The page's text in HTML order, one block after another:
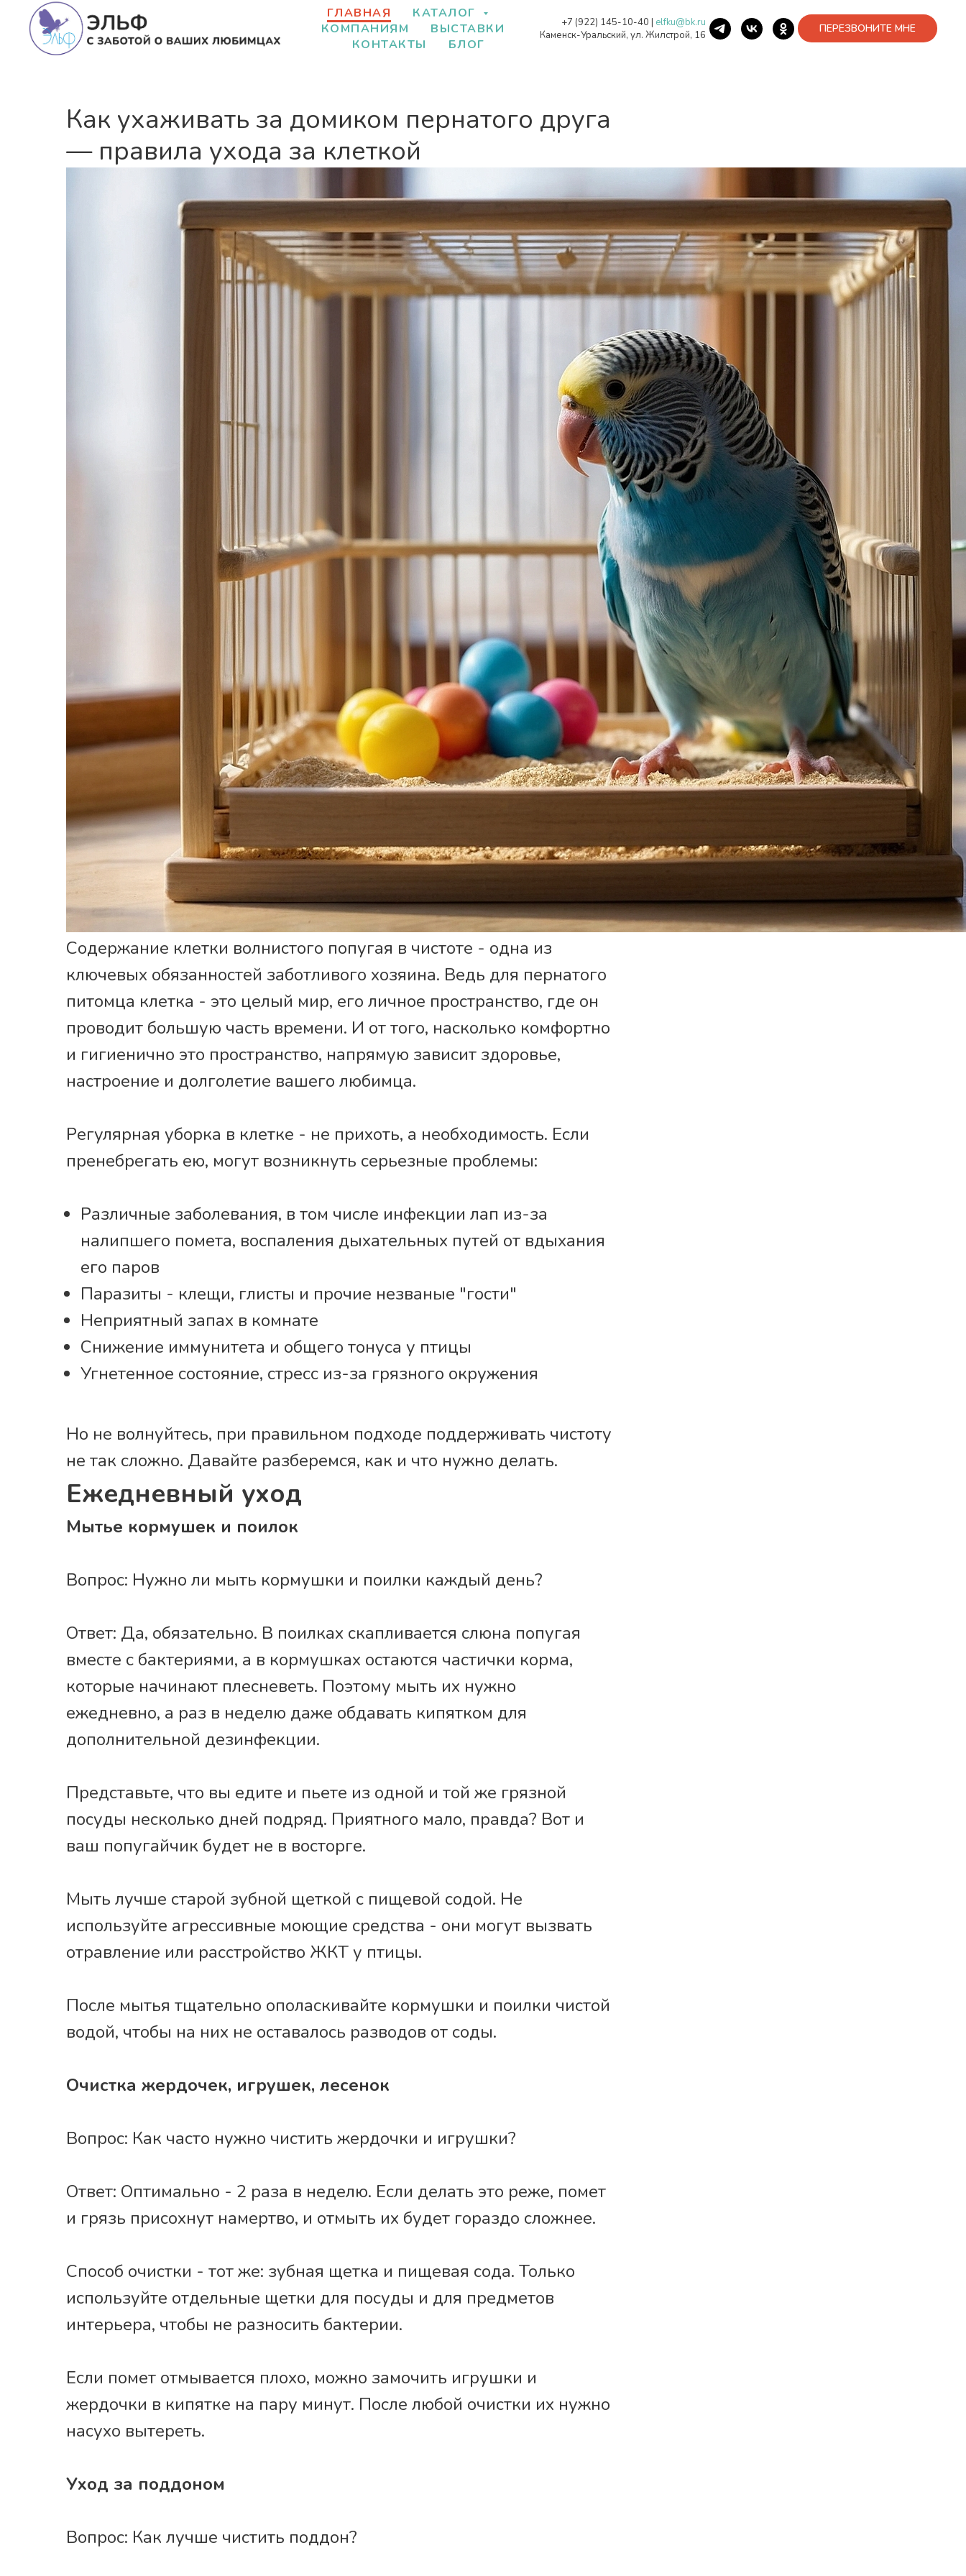
ГЛАВНАЯ
КАТАЛОГ
КОМПАНИЯМ
ВЫСТАВКИ
КОНТАКТЫ
БЛОГ
+7 (922) 145-10-40 | elfku@bk.ru
Каменск-Уральский, ул. Жилстрой, 16
ПЕРЕЗВОНИТЕ МНЕ
Как ухаживать за домиком пернатого друга
— правила ухода за клеткой
Содержание клетки волнистого попугая в чистоте - одна из
ключевых обязанностей заботливого хозяина. Ведь для пернатого
питомца клетка - это целый мир, его личное пространство, где он
проводит большую часть времени. И от того, насколько комфортно
и гигиенично это пространство, напрямую зависит здоровье,
настроение и долголетие вашего любимца.
Регулярная уборка в клетке - не прихоть, а необходимость. Если
пренебрегать ею, могут возникнуть серьезные проблемы:
Различные заболевания, в том числе инфекции лап из-за
налипшего помета, воспаления дыхательных путей от вдыхания
его паров
Паразиты - клещи, глисты и прочие незваные "гости"
Неприятный запах в комнате
Снижение иммунитета и общего тонуса у птицы
Угнетенное состояние, стресс из-за грязного окружения
Но не волнуйтесь, при правильном подходе поддерживать чистоту
не так сложно. Давайте разберемся, как и что нужно делать.
Ежедневный уход
Мытье кормушек и поилок
Вопрос: Нужно ли мыть кормушки и поилки каждый день?
Ответ: Да, обязательно. В поилках скапливается слюна попугая
вместе с бактериями, а в кормушках остаются частички корма,
которые начинают плесневеть. Поэтому мыть их нужно
ежедневно, а раз в неделю даже обдавать кипятком для
дополнительной дезинфекции.
Представьте, что вы едите и пьете из одной и той же грязной
посуды несколько дней подряд. Приятного мало, правда? Вот и
ваш попугайчик будет не в восторге.
Мыть лучше старой зубной щеткой с пищевой содой. Не
используйте агрессивные моющие средства - они могут вызвать
отравление или расстройство ЖКТ у птицы.
После мытья тщательно ополаскивайте кормушки и поилки чистой
водой, чтобы на них не оставалось разводов от соды.
Очистка жердочек, игрушек, лесенок
Вопрос: Как часто нужно чистить жердочки и игрушки?
Ответ: Оптимально - 2 раза в неделю. Если делать это реже, помет
и грязь присохнут намертво, и отмыть их будет гораздо сложнее.
Способ очистки - тот же: зубная щетка и пищевая сода. Только
используйте отдельные щетки для посуды и для предметов
интерьера, чтобы не разносить бактерии.
Если помет отмывается плохо, можно замочить игрушки и
жердочки в кипятке на пару минут. После любой очистки их нужно
насухо вытереть.
Уход за поддоном
Вопрос: Как лучше чистить поддон?